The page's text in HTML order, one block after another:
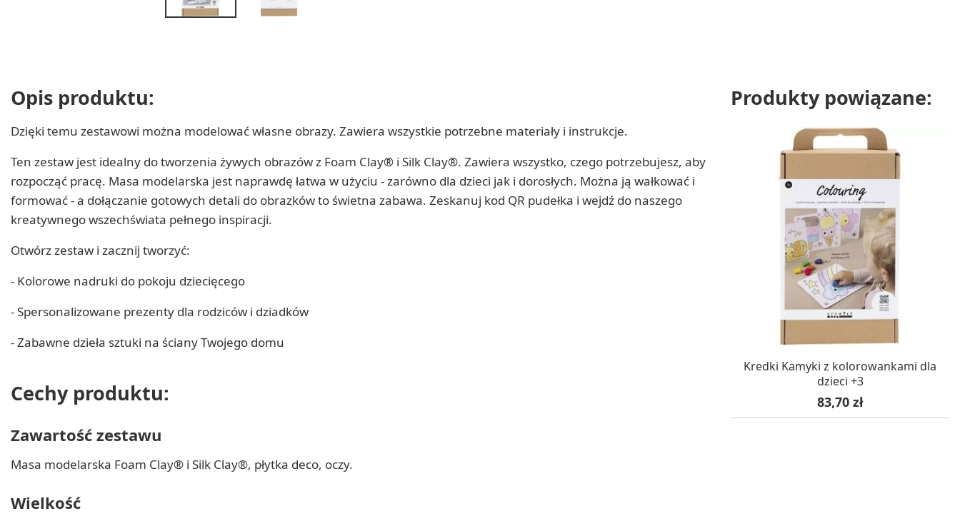
Opis produktu:
Dzięki temu zestawowi można modelować własne obrazy. Zawiera wszystkie potrzebne materiały i instrukcje.
Ten zestaw jest idealny do tworzenia żywych obrazów z Foam Clay® i Silk Clay®. Zawiera wszystko, czego potrzebujesz, aby
rozpocząć pracę. Masa modelarska jest naprawdę łatwa w użyciu - zarówno dla dzieci jak i dorosłych. Można ją wałkować i
formować - a dołączanie gotowych detali do obrazków to świetna zabawa. Zeskanuj kod QR pudełka i wejdź do naszego
kreatywnego wszechświata pełnego inspiracji.
Otwórz zestaw i zacznij tworzyć:
- Kolorowe nadruki do pokoju dziecięcego
- Spersonalizowane prezenty dla rodziców i dziadków
- Zabawne dzieła sztuki na ściany Twojego domu
Cechy produktu:
Zawartość zestawu
Masa modelarska Foam Clay® i Silk Clay®, płytka deco, oczy.
Wielkość
Produkty powiązane:
W MAGAZYNIE, DOSTAWA 24H
Kredki Kamyki z kolorowankami dla
dzieci +3
Cena
83,70 zł